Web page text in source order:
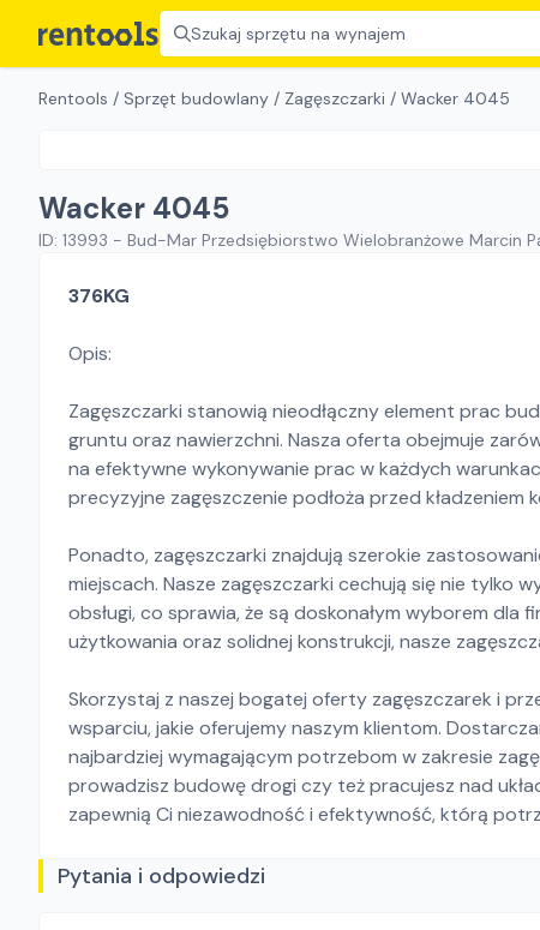
Szukaj sprzętu na wynajem
Rentools / Sprzęt budowlany / Zagęszczarki / Wacker 4045
Wacker 4045
ID: 13993 - Bud-Mar Przedsiębiorstwo Wielobranżowe Marcin
376KG
Opis:
Zagęszczarki stanowią nieodłączny element prac
gruntu oraz nawierzchni. Nasza oferta obejmuje
na efektywne wykonywanie prac w każdych
precyzyjne zagęszczenie podłoża przed
Ponadto, zagęszczarki znajdują szerokie
miejscach. Nasze zagęszczarki cechują się nie tylko
obsługi, co sprawia, że są doskonałym wyborem
użytkowania oraz solidnej konstrukcji, nasze
Skorzystaj z naszej bogatej oferty zagęszczarek i
wsparciu, jakie oferujemy naszym klientom.
najbardziej wymagającym potrzebom w zakresie
prowadzisz budowę drogi czy też pracujesz nad
zapewnią Ci niezawodność i efektywność, którą
Pytania i odpowiedzi